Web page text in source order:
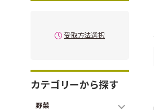
受取方法選択
カテゴリーから探す
野菜